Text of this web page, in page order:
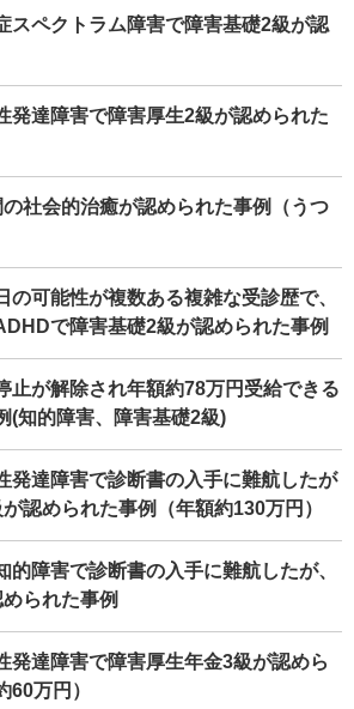
スペクトラム障害で障害基礎2級が認
発達障害で障害厚生2級が認められた
の社会的治癒が認められた事例（うつ
の可能性が複数ある複雑な受診歴で、
で障害基礎2級が認められた事例
止が解除され年額約78万円受給できる
(知的障害、障害基礎2級)
発達障害で診断書の入手に難航したが
認められた事例（年額約130万円）
的障害で診断書の入手に難航したが、
られた事例
発達障害で障害厚生年金3級が認めら
60万円）